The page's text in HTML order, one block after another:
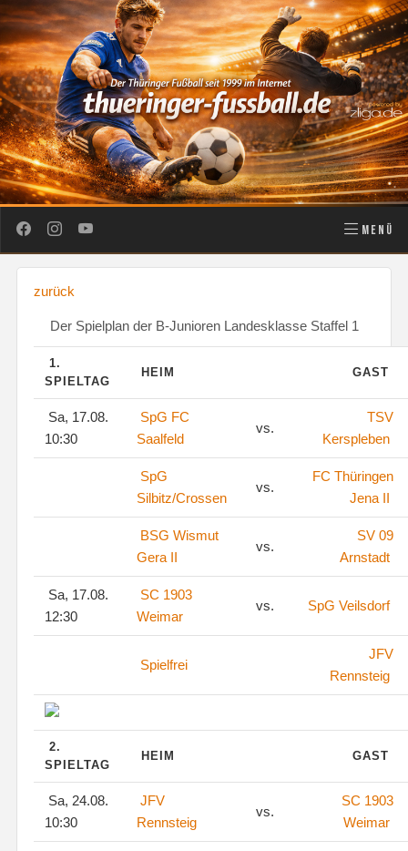
MENÜ
zurück
Der Spielplan der B-Junioren Landesklasse Staffel 1
1.
SPIELTAG
HEIM GAST
Sa, 17.08.
10:30
SpG FC
Saalfeld
vs.
TSV
Kerspleben
SpG
Silbitz/Crossen
vs.
FC Thüringen
Jena II
BSG Wismut
Gera II
vs.
SV 09
Arnstadt
Sa, 17.08.
12:30
SC 1903
Weimar
vs. SpG Veilsdorf
Spielfrei
JFV
Rennsteig
2.
SPIELTAG
HEIM GAST
Sa, 24.08.
10:30
JFV
Rennsteig
vs.
SC 1903
Weimar